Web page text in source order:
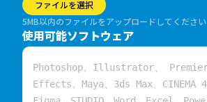
ファイルを選択
5MB以内のファイルをアップロードしてください
使用可能ソフトウェア